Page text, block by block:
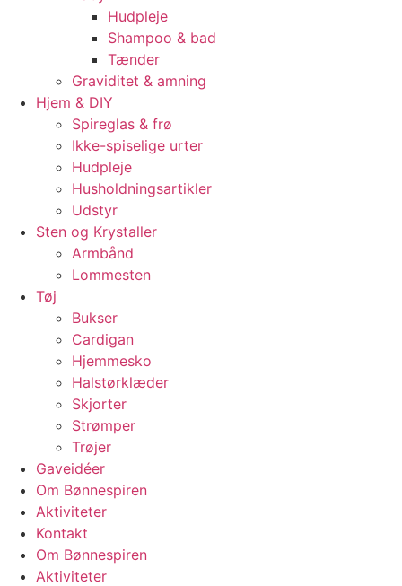
Hudpleje
Shampoo & bad
Tænder
Graviditet & amning
Hjem & DIY
Spireglas & frø
Ikke-spiselige urter
Hudpleje
Husholdningsartikler
Udstyr
Sten og Krystaller
Armbånd
Lommesten
Tøj
Bukser
Cardigan
Hjemmesko
Halstørklæder
Skjorter
Strømper
Trøjer
Gaveidéer
Om Bønnespiren
Aktiviteter
Kontakt
Om Bønnespiren
Aktiviteter